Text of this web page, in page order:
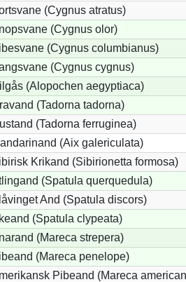
(Cygnus atratus)
(Cygnus olor)
(Cygnus columbianus)
(Cygnus cygnus)
(Alopochen aegyptiaca)
(Tadorna tadorna)
(Tadorna ferruginea)
(Aix galericulata)
Krikand (Sibirionetta formosa)
(Spatula querquedula)
And (Spatula discors)
(Spatula clypeata)
(Mareca strepera)
(Mareca penelope)
Pibeand (Mareca